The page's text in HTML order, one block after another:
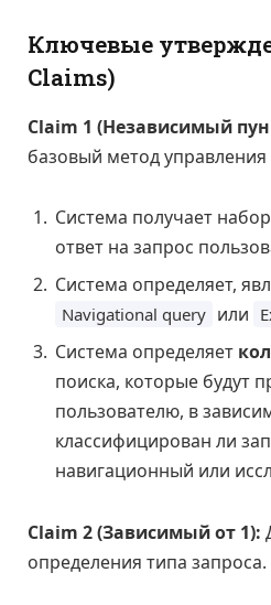
Ключевые
Claims)
Claim 1 (Независимый
базовый метод управления
Система получает
ответ на запрос
Система определяет,
Navigational query или
Система определяет
поиска, которые будут
пользователю, в
классифицирован ли
навигационный или
Claim 2 (Зависимый от 1):
определения типа запроса.